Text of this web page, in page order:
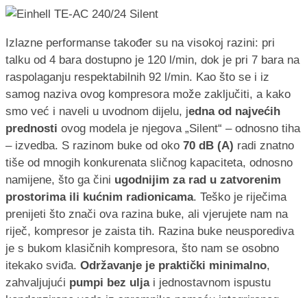
Izlazne performanse također su na visokoj razini: pri
talku od 4 bara dostupno je 120 l/min, dok je pri 7 bara na
raspolaganju respektabilnih 92 l/min. Kao što se i iz
samog naziva ovog kompresora može zaključiti, a kako
smo već i naveli u uvodnom dijelu, jedna od najvećih
prednosti ovog modela je njegova „Silent“ – odnosno tiha
– izvedba. S razinom buke od oko 70 dB (A) radi znatno
tiše od mnogih konkurenata sličnog kapaciteta, odnosno
namijene, što ga čini ugodnijim za rad u zatvorenim
prostorima ili kućnim radionicama. Teško je riječima
prenijeti što znači ova razina buke, ali vjerujete nam na
riječ, kompresor je zaista tih. Razina buke neusporediva
je s bukom klasičnih kompresora, što nam se osobno
itekako sviđa. Održavanje je praktički minimalno,
zahvaljujući pumpi bez ulja i jednostavnom ispustu